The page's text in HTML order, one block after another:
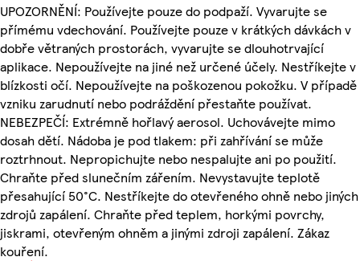
UPOZORNĚNÍ: Používejte pouze do podpaží. Vyvarujte se
přímému vdechování. Používejte pouze v krátkých dávkách v
dobře větraných prostorách, vyvarujte se dlouhotrvající
aplikace. Nepoužívejte na jiné než určené účely. Nestříkejte v
blízkosti očí. Nepoužívejte na poškozenou pokožku. V případě
vzniku zarudnutí nebo podráždění přestaňte používat.
NEBEZPEČÍ: Extrémně hořlavý aerosol. Uchovávejte mimo
dosah dětí. Nádoba je pod tlakem: při zahřívání se může
roztrhnout. Nepropichujte nebo nespalujte ani po použití.
Chraňte před slunečním zářením. Nevystavujte teplotě
přesahující 50°C. Nestříkejte do otevřeného ohně nebo jiných
zdrojů zapálení. Chraňte před teplem, horkými povrchy,
jiskrami, otevřeným ohněm a jinými zdroji zapálení. Zákaz
kouření.